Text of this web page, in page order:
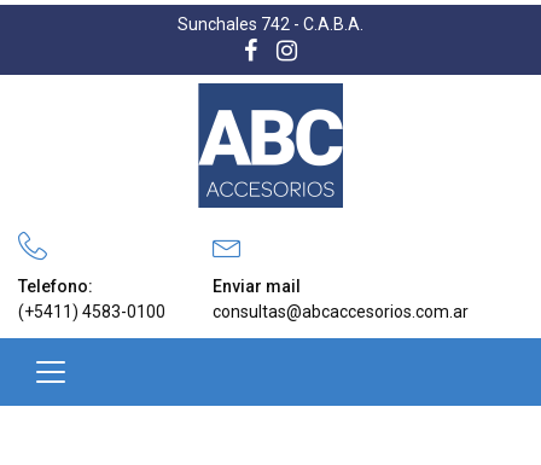
Sunchales 742 - C.A.B.A.
Telefono:
(+5411) 4583-0100
Enviar mail
consultas@abcaccesorios.com.ar